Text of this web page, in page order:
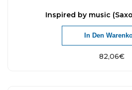
Inspired by music
82,06€
In Den